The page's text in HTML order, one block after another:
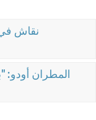
نقاش في
المطران أودو: